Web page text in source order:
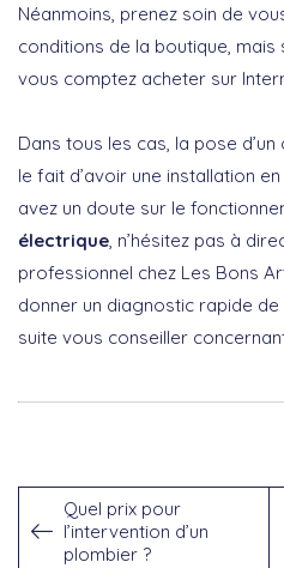
Néanmoins, prenez soin de
conditions de la boutique,
vous comptez acheter sur
Dans tous les cas, la pose
le fait d’avoir une installation
avez un doute sur le
électrique , n’hésitez pas à
professionnel chez Les Bons
donner un diagnostic rapide
suite vous conseiller
Quel prix pour
l’intervention d’un
plombier ?